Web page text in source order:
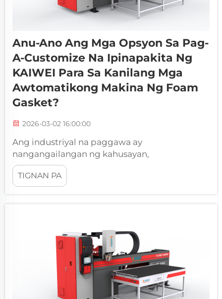
Anu-Ano Ang Mga Opsyon Sa Pag-
A-Customize Na Ipinapakita Ng
KAIWEI Para Sa Kanilang Mga
Awtomatikong Makina Ng Foam
Gasket?
2026-03-02 16:00:00
Ang industriyal na paggawa ay
nangangailangan ng kahusayan,
pagkamaaasahan, at kahusayan sa bawat
proseso ng produksyon. Kapag tumutukoy sa
mga solusyon sa pagse-seal para sa mga
tagagawa ang...
TIGNAN PA